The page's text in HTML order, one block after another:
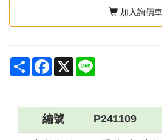
加入詢價車
ShareFacebook
X
編號 P241109